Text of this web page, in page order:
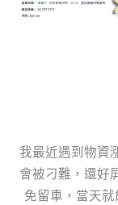
我最近遇到物資
會被刁難，還好
免留車，當天